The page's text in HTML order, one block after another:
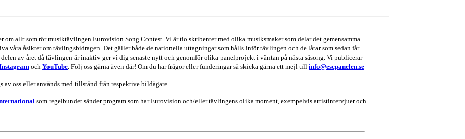
om allt som rör musiktävlingen Eurovision Song Contest. Vi är tio skribenter med olika musiksmaker som delar det gemensamma
våra åsikter om tävlingsbidragen. Det gäller både de nationella uttagningar som hålls inför tävlingen och de låtar som sedan får
av året då tävlingen är inaktiv ger vi dig senaste nytt och genomför olika panelprojekt i väntan på nästa säsong. Vi publicerar
och YouTube . Följ oss gärna även där! Om du har frågor eller funderingar så skicka gärna ett mejl till info@escpanelen.se
oss eller används med tillstånd från respektive bildägare.
som regelbundet sänder program som har Eurovision och/eller tävlingens olika moment, exempelvis artistintervjuer och